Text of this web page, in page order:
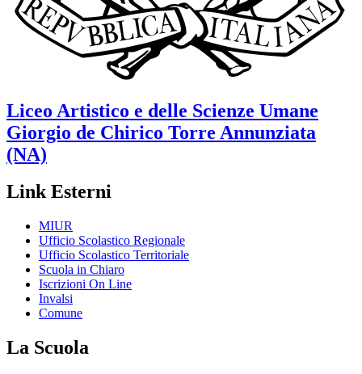
Liceo Artistico e delle Scienze Umane
Giorgio de Chirico Torre Annunziata
(NA)
Link Esterni
MIUR
Ufficio Scolastico Regionale
Ufficio Scolastico Territoriale
Scuola in Chiaro
Iscrizioni On Line
Invalsi
Comune
La Scuola